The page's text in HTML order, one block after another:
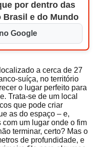
por dentro das
e do Mundo
Google
a cerca de 27
suíça, no território
o lugar perfeito para
Trata-se de um local
que pode criar
as do espaço – e,
um lugar onde o fim
terminar, certo? Mas o
de profundidade, e